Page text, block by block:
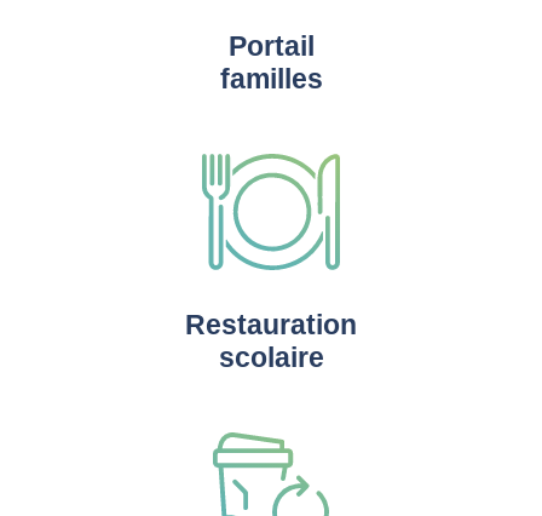
Portail
familles
Restauration
scolaire